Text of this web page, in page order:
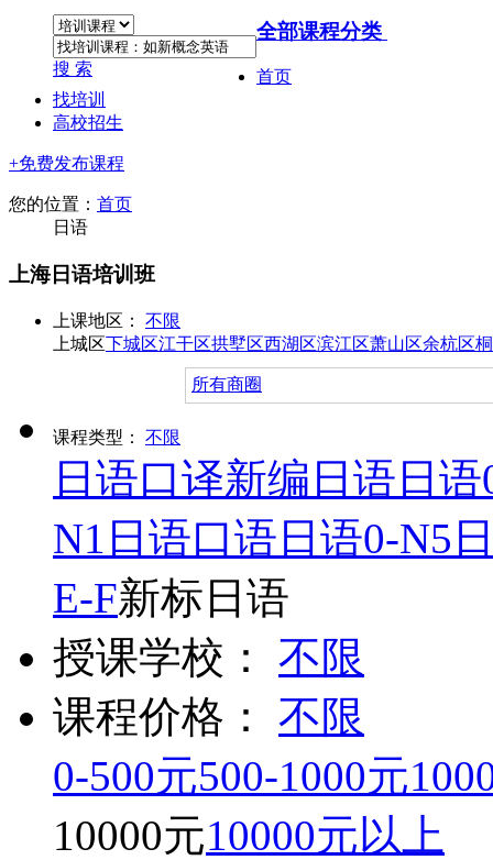
搜 索
全部课程分类
首页
找培训
高校招生
+免费发布课程
您的位置： 首页
日语
上海日语培训班
上课地区：
不限
上城区下城区江干区拱墅区西湖区滨江区萧山区余杭区
所有商圈
课程类型： 不限
日语口译新编日语 日
N1 日语口语 日语0-N5
E-F新标日语
授课学校：
不限
课程价格：
不限
0-500元500-1000元
10000元10000元以上